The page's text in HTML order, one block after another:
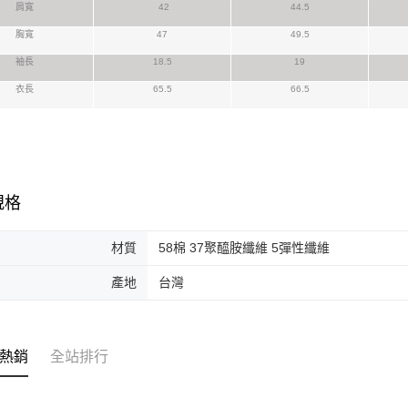
交易，需
２．關於
https://
肩寬 42 44.5
胸寬 47 49.5
袖長 18.5 19
衣長 65.5 66.5
格
材質 58棉 37聚醯胺纖維 5彈性纖維
產地 台灣
銷 全站排行